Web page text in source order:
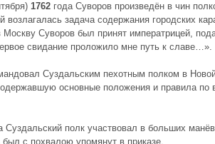
1762 года Суворов произведён в чин
возлагалась задача содержания городских
Москву Суворов был принят императрицей,
свидание проложило мне путь к славе…».
Суздальским пехотным полком в
основные положения и правила по
Суздальский полк участвовал в больших
был с похвалою упомянут в приказе.